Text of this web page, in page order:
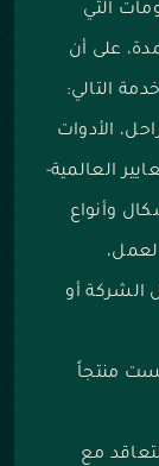
التي
على أن
التالي:
الأدوات
العالمية-
وأنواع
الشركة أو
منتجاً
مع